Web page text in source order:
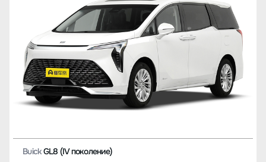
BuickGL8 (IV поколение)